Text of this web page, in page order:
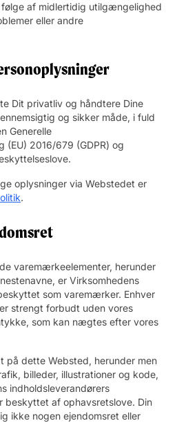
af midlertidig utilgængelighed
eller andre
Dit privatliv og håndtere Dine
og sikker måde, i fuld
Generelle
(EU) 2016/679 (GDPR) og
oplysninger via Webstedet er
.
varemærkeelementer, herunder
er Virksomhedens
som varemærker. Enhver
strengt forbudt uden vores
som kan nægtes efter vores
på dette Websted, herunder men
billeder, illustrationer og kode,
indholdsleverandørers
beskyttet af ophavsretslove. Din
ikke nogen ejendomsret eller